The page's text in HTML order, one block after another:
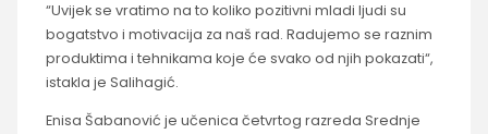
“Uvijek se vratimo na to koliko pozitivni mladi ljudi su
bogatstvo i motivacija za naš rad. Radujemo se raznim
produktima i tehnikama koje će svako od njih pokazati“,
istakla je Salihagić.
Enisa Šabanović je učenica četvrtog razreda Srednje